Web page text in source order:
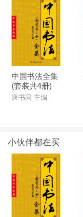
中国书法全集
(套装共4册)
唐书同 主编
小伙伴都在买